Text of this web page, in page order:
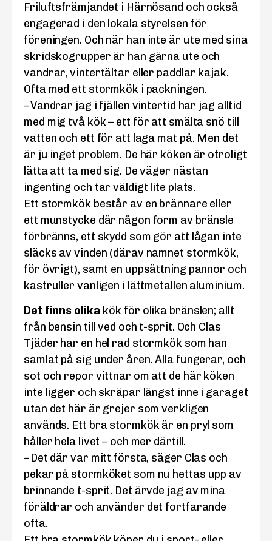
Friluftsfrämjandet i Härnösand och också
engagerad i den lokala styrelsen för
föreningen. Och när han inte är ute med sina
skridskogrupper är han gärna ute och
vandrar, vintertältar eller paddlar kajak.
Ofta med ett stormkök i packningen.
– Vandrar jag i fjällen vintertid har jag alltid
med mig två kök – ett för att smälta snö till
vatten och ett för att laga mat på. Men det
är ju inget problem. De här köken är otroligt
lätta att ta med sig. De väger nästan
ingenting och tar väldigt lite plats.
Ett stormkök består av en brännare eller
ett munstycke där någon form av bränsle
förbränns, ett skydd som gör att lågan inte
släcks av vinden (därav namnet stormkök,
för övrigt), samt en uppsättning pannor och
kastruller vanligen i lättmetallen aluminium.
Det finns olika kök för olika bränslen; allt
från bensin till ved och t-sprit. Och Clas
Tjäder har en hel rad stormkök som han
samlat på sig under åren. Alla fungerar, och
sot och repor vittnar om att de här köken
inte ligger och skräpar längst inne i garaget
utan det här är grejer som verkligen
används. Ett bra stormkök är en pryl som
håller hela livet – och mer därtill.
– Det där var mitt första, säger Clas och
pekar på stormköket som nu hettas upp av
brinnande t-sprit. Det ärvde jag av mina
föräldrar och använder det fortfarande
ofta.